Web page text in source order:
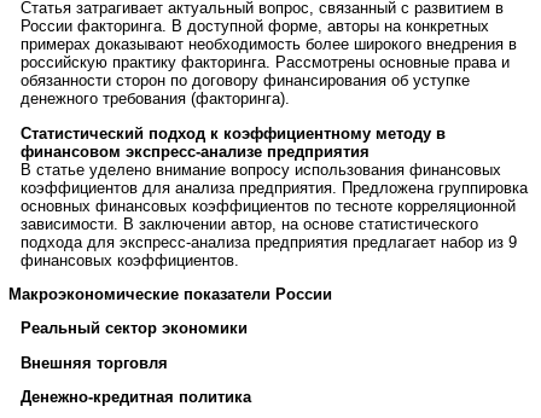
Статья затрагивает актуальный вопрос, связанный с развитием в
России факторинга. В доступной форме, авторы на конкретных
примерах доказывают необходимость более широкого внедрения в
российскую практику факторинга. Рассмотрены основные права и
обязанности сторон по договору финансирования об уступке
денежного требования (факторинга).
Статистический подход к коэффициентному методу в
финансовом экспресс-анализе предприятия
В статье уделено внимание вопросу использования финансовых
коэффициентов для анализа предприятия. Предложена группировка
основных финансовых коэффициентов по тесноте корреляционной
зависимости. В заключении автор, на основе статистического
подхода для экспресс-анализа предприятия предлагает набор из 9
финансовых коэффициентов.
Макроэкономические показатели России
Реальный сектор экономики
Внешняя торговля
Денежно-кредитная политика